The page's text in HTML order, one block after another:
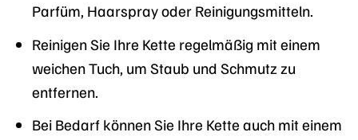
Parfüm, Haarspray oder Reinigungsmitteln.
Reinigen Sie Ihre Kette regelmäßig mit einem
weichen Tuch, um Staub und Schmutz zu
entfernen.
Bei Bedarf können Sie Ihre Kette auch mit einem